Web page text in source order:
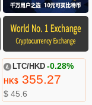
LTC/HKD -0.28%
HK$355.27
$ 45.6